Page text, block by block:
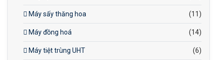
Máy sấy thăng hoa (11)
Máy đồng hoá (14)
Máy tiệt trùng UHT (6)